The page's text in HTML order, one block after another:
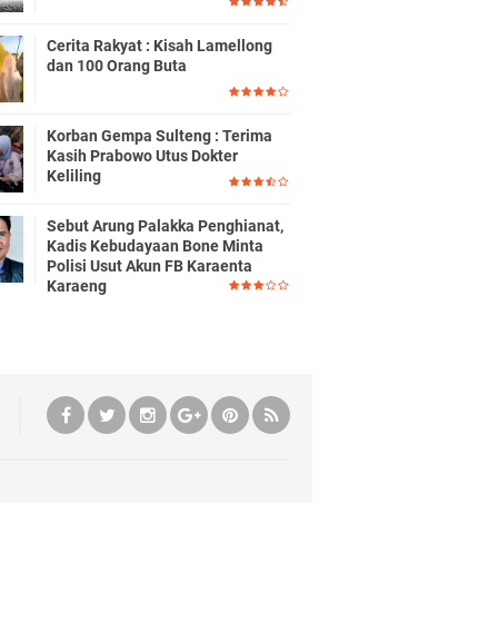
Cerita Rakyat : Kisah Lamellong
dan 100 Orang Buta
Korban Gempa Sulteng : Terima
Kasih Prabowo Utus Dokter
Keliling
Sebut Arung Palakka Penghianat,
Kadis Kebudayaan Bone Minta
Polisi Usut Akun FB Karaenta
Karaeng